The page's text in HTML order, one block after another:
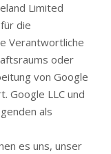
Limited
die
Verantwortliche
oder
von Google
Google LLC und
als
es uns, unser